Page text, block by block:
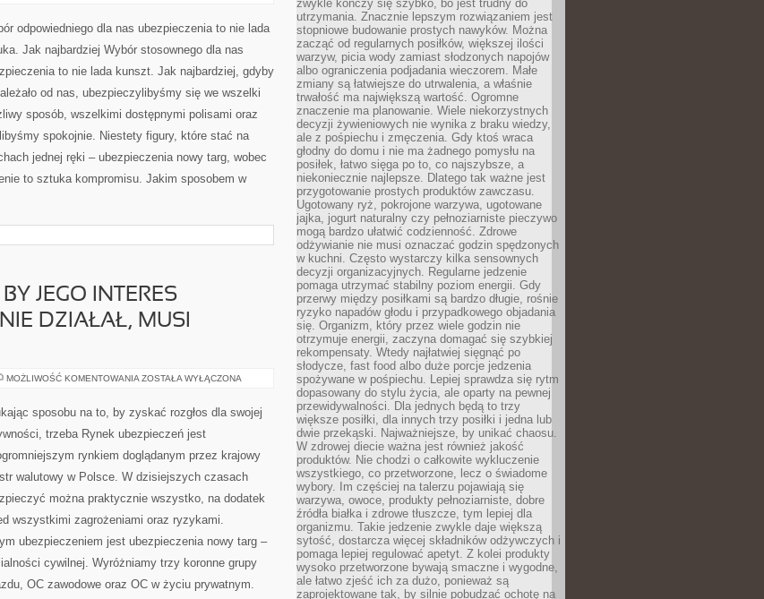
Z
POŻYCZKĄ
BLISKICH,
RODZINY.
odpowiedniego dla nas ubezpieczenia to nie lada
Jak najbardziej Wybór stosownego dla nas
to nie lada kunszt. Jak najbardziej, gdyby
od nas, ubezpieczylibyśmy się we wszelki
sposób, wszelkimi dostępnymi polisami oraz
spokojnie. Niestety figury, które stać na
jednej ręki – ubezpieczenia nowy targ, wobec
to sztuka kompromisu. Jakim sposobem w
JEGO INTERES
DZIAŁAŁ, MUSI
MOŻLIWOŚĆ KOMENTOWANIA JEŚLI
BY
JEGO
SKUTECZNIE
WYDAJNIE
MUSI
ZADBAĆ
ZOSTAŁA WYŁĄCZONA
sposobu na to, by zyskać rozgłos dla swojej
trzeba Rynek ubezpieczeń jest
rynkiem doglądanym przez krajowy
walutowy w Polsce. W dzisiejszych czasach
można praktycznie wszystko, na dodatek
wszystkimi zagrożeniami oraz ryzykami.
ubezpieczeniem jest ubezpieczenia nowy targ –
cywilnej. Wyróżniamy trzy koronne grupy
OC zawodowe oraz OC w życiu prywatnym.
zwykle kończy się szybko, bo jest trudny do
utrzymania. Znacznie lepszym rozwiązaniem jest
stopniowe budowanie prostych nawyków. Można
zacząć od regularnych posiłków, większej ilości
warzyw, picia wody zamiast słodzonych napojów
albo ograniczenia podjadania wieczorem. Małe
zmiany są łatwiejsze do utrwalenia, a właśnie
trwałość ma największą wartość. Ogromne
znaczenie ma planowanie. Wiele niekorzystnych
decyzji żywieniowych nie wynika z braku wiedzy,
ale z pośpiechu i zmęczenia. Gdy ktoś wraca
głodny do domu i nie ma żadnego pomysłu na
posiłek, łatwo sięga po to, co najszybsze, a
niekoniecznie najlepsze. Dlatego tak ważne jest
przygotowanie prostych produktów zawczasu.
Ugotowany ryż, pokrojone warzywa, ugotowane
jajka, jogurt naturalny czy pełnoziarniste pieczywo
mogą bardzo ułatwić codzienność. Zdrowe
odżywianie nie musi oznaczać godzin spędzonych
w kuchni. Często wystarczy kilka sensownych
decyzji organizacyjnych. Regularne jedzenie
pomaga utrzymać stabilny poziom energii. Gdy
przerwy między posiłkami są bardzo długie, rośnie
ryzyko napadów głodu i przypadkowego objadania
się. Organizm, który przez wiele godzin nie
otrzymuje energii, zaczyna domagać się szybkiej
rekompensaty. Wtedy najłatwiej sięgnąć po
słodycze, fast food albo duże porcje jedzenia
spożywane w pośpiechu. Lepiej sprawdza się rytm
dopasowany do stylu życia, ale oparty na pewnej
przewidywalności. Dla jednych będą to trzy
większe posiłki, dla innych trzy posiłki i jedna lub
dwie przekąski. Najważniejsze, by unikać chaosu.
W zdrowej diecie ważna jest również jakość
produktów. Nie chodzi o całkowite wykluczenie
wszystkiego, co przetworzone, lecz o świadome
wybory. Im częściej na talerzu pojawiają się
warzywa, owoce, produkty pełnoziarniste, dobre
źródła białka i zdrowe tłuszcze, tym lepiej dla
organizmu. Takie jedzenie zwykle daje większą
sytość, dostarcza więcej składników odżywczych i
pomaga lepiej regulować apetyt. Z kolei produkty
wysoko przetworzone bywają smaczne i wygodne,
ale łatwo zjeść ich za dużo, ponieważ są
zaprojektowane tak, by silnie pobudzać ochotę na